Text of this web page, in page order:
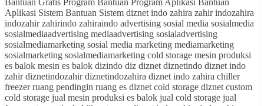
Bantuan Gratis Program Bantuan Program Aplikasi Bantuan
Aplikasi Sistem Bantuan Sistem diznet indo zahira zahir indozahira
indozahir zahirindo zahiraindo advertising sosial media sosialmedia
sosialmediaadvertising mediaadvertising sosialadvertising
sosialmediamarketing sosial media marketing mediamarketing
sosialmarketing sosialmediamarketing cold storage mesin produksi
es balok mesin es balok dizindo diz diznet diznetindo diznet indo
zahir diznetindozahir diznetindozahira diznet indo zahira chiller
freezer ruang pendingin ruang es diznet cold storage diznet custom
cold storage jual mesin produksi es balok jual cold storage jual